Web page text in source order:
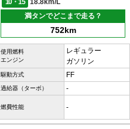
10・15
18.8km/L
満タンでどこまで走る？
752km
使用燃料
エンジン
レギュラー
ガソリン
駆動方式 FF
過給器（ターボ） -
燃費性能 -